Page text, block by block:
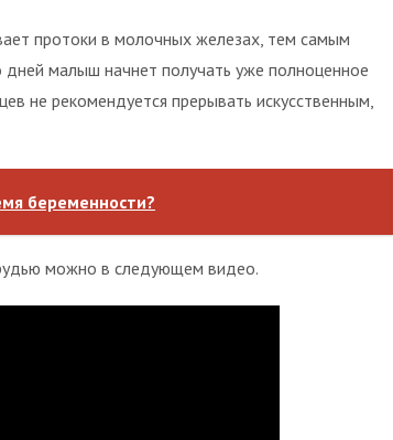
протоки в молочных железах, тем самым
дней малыш начнет получать уже полноценное
не рекомендуется прерывать искусственным,
беременности?
можно в следующем видео.